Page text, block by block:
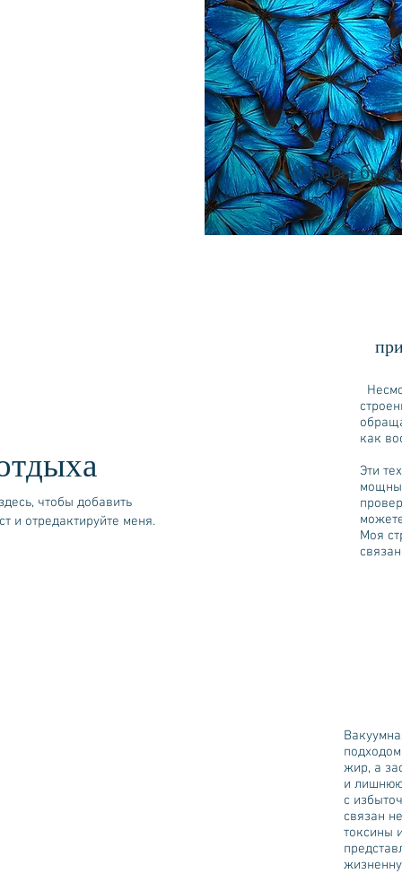
«Чтобы
как
Эти
Моя
жир, а
и
с
связан
токсины
чтобы добавить
и отредактируйте меня.